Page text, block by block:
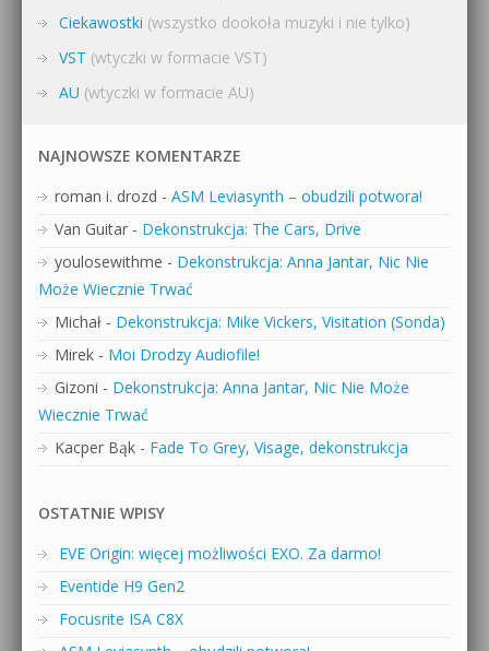
Ciekawostki (wszystko dookoła muzyki i nie tylko)
VST (wtyczki w formacie VST)
AU (wtyczki w formacie AU)
NAJNOWSZE KOMENTARZE
roman i. drozd - ASM Leviasynth – obudzili potwora!
Van Guitar - Dekonstrukcja: The Cars, Drive
youlosewithme - Dekonstrukcja: Anna Jantar, Nic Nie
Może Wiecznie Trwać
Michał - Dekonstrukcja: Mike Vickers, Visitation (Sonda)
Mirek - Moi Drodzy Audiofile!
Gizoni - Dekonstrukcja: Anna Jantar, Nic Nie Może
Wiecznie Trwać
Kacper Bąk - Fade To Grey, Visage, dekonstrukcja
OSTATNIE WPISY
EVE Origin: więcej możliwości EXO. Za darmo!
Eventide H9 Gen2
Focusrite ISA C8X